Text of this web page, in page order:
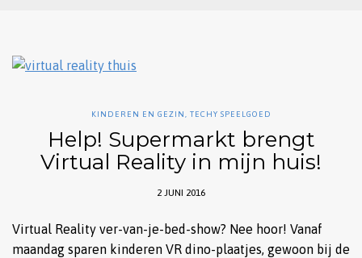
KINDEREN EN GEZIN, TECHY SPEELGOED
Help! Supermarkt brengt
Virtual Reality in mijn huis!
2 JUNI 2016
Virtual Reality ver-van-je-bed-show? Nee hoor! Vanaf
maandag sparen kinderen VR dino-plaatjes, gewoon bij de